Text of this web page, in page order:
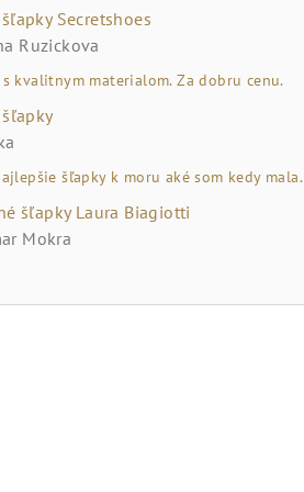
Secretshoes
produktu je 5 z 5 hviezdičiek.
Ruzickova
kvalitnym materialom. Za dobru cenu.
produktu je 5 z 5 hviezdičiek.
šľapky k moru aké som kedy mala.
šľapky Laura Biagiotti
produktu je 5 z 5 hviezdičiek.
Mokra